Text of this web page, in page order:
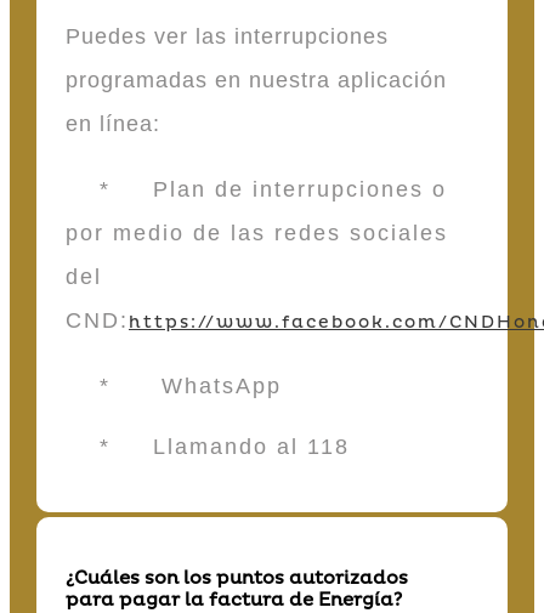
Puedes ver las interrupciones
programadas en nuestra aplicación
en línea:
* Plan de interrupciones o
por medio de las redes sociales
del
CND: https://www.facebook.com/
* WhatsApp
* Llamando al 118
¿Cuáles son los puntos autorizados
para pagar la factura de Energía?